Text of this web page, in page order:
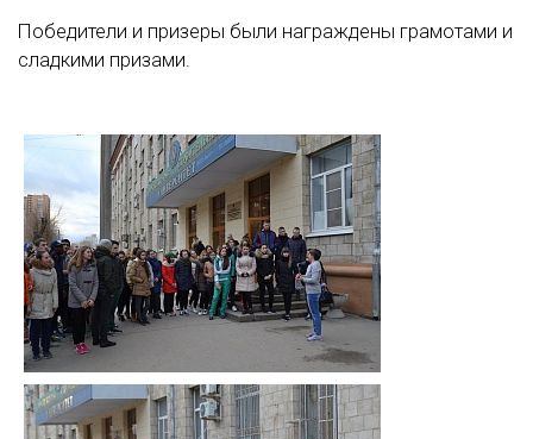
Победители и призеры были награждены грамотами и
сладкими призами.